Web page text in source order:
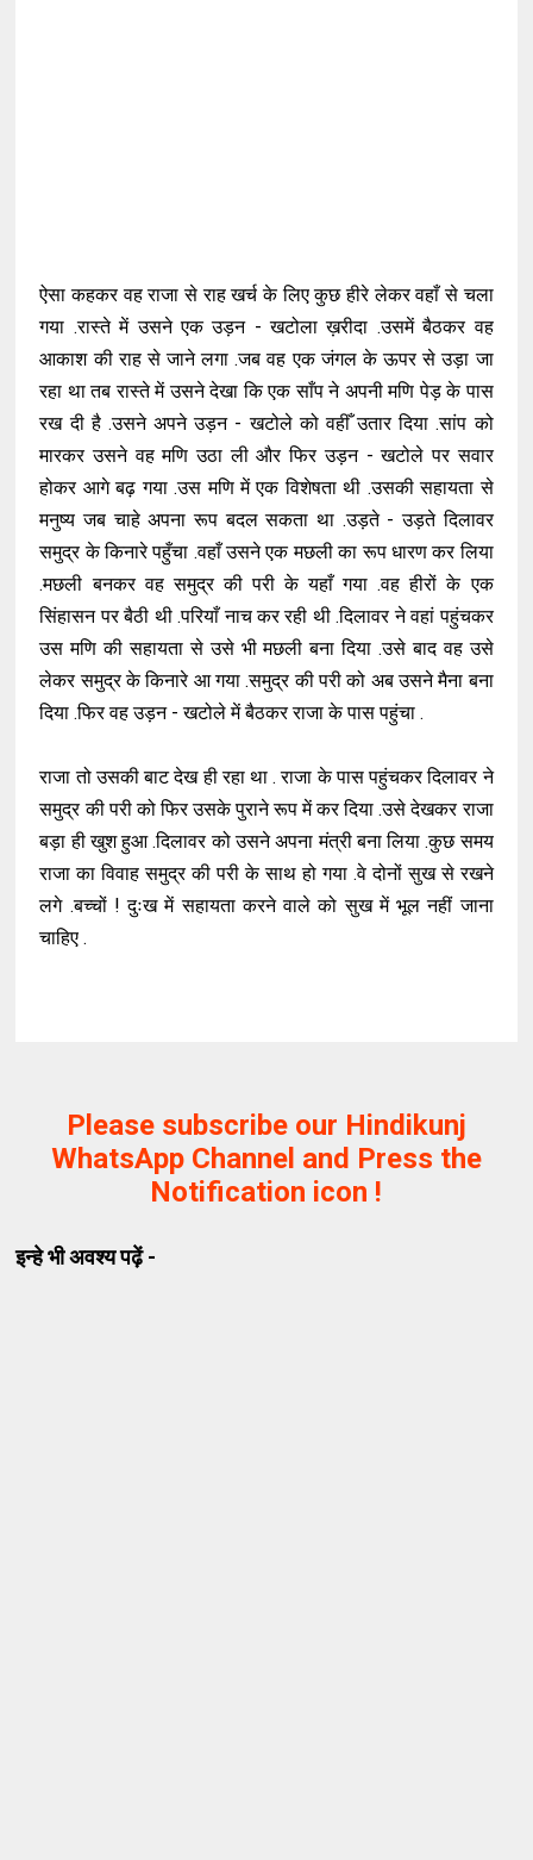
ऐसा कहकर वह राजा से राह खर्च के लिए कुछ हीरे लेकर वहाँ से चला
गया .रास्ते में उसने एक उड़न - खटोला ख़रीदा .उसमें बैठकर वह
आकाश की राह से जाने लगा .जब वह एक जंगल के ऊपर से उड़ा जा
रहा था तब रास्ते में उसने देखा कि एक साँप ने अपनी मणि पेड़ के पास
रख दी है .उसने अपने उड़न - खटोले को वहीँ उतार दिया .सांप को
मारकर उसने वह मणि उठा ली और फिर उड़न - खटोले पर सवार
होकर आगे बढ़ गया .उस मणि में एक विशेषता थी .उसकी सहायता से
मनुष्य जब चाहे अपना रूप बदल सकता था .उड़ते - उड़ते दिलावर
समुद्र के किनारे पहुँचा .वहाँ उसने एक मछली का रूप धारण कर लिया
.मछली बनकर वह समुद्र की परी के यहाँ गया .वह हीरों के एक
सिंहासन पर बैठी थी .परियाँ नाच कर रही थी .दिलावर ने वहां पहुंचकर
उस मणि की सहायता से उसे भी मछली बना दिया .उसे बाद वह उसे
लेकर समुद्र के किनारे आ गया .समुद्र की परी को अब उसने मैना बना
दिया .फिर वह उड़न - खटोले में बैठकर राजा के पास पहुंचा .
राजा तो उसकी बाट देख ही रहा था . राजा के पास पहुंचकर दिलावर ने
समुद्र की परी को फिर उसके पुराने रूप में कर दिया .उसे देखकर राजा
बड़ा ही खुश हुआ .दिलावर को उसने अपना मंत्री बना लिया .कुछ समय
राजा का विवाह समुद्र की परी के साथ हो गया .वे दोनों सुख से रखने
लगे .बच्चों ! दुःख में सहायता करने वाले को सुख में भूल नहीं जाना
चाहिए .
Please subscribe our Hindikunj
WhatsApp Channel and Press the
Notification icon !
इन्हे भी अवश्य पढ़ें -